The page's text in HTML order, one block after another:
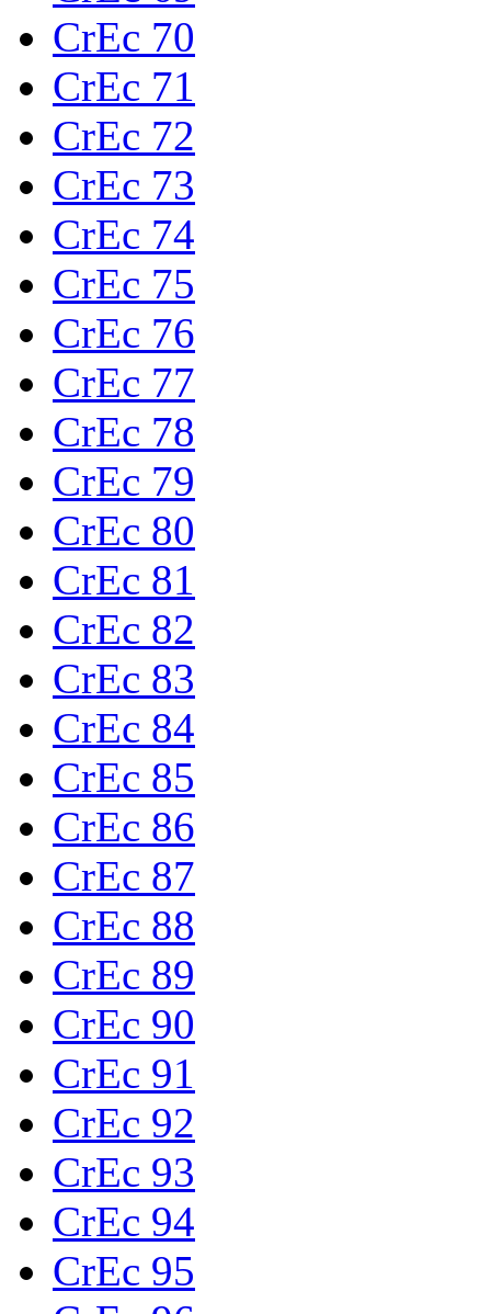
CrEc 70
CrEc 71
CrEc 72
CrEc 73
CrEc 74
CrEc 75
CrEc 76
CrEc 77
CrEc 78
CrEc 79
CrEc 80
CrEc 81
CrEc 82
CrEc 83
CrEc 84
CrEc 85
CrEc 86
CrEc 87
CrEc 88
CrEc 89
CrEc 90
CrEc 91
CrEc 92
CrEc 93
CrEc 94
CrEc 95